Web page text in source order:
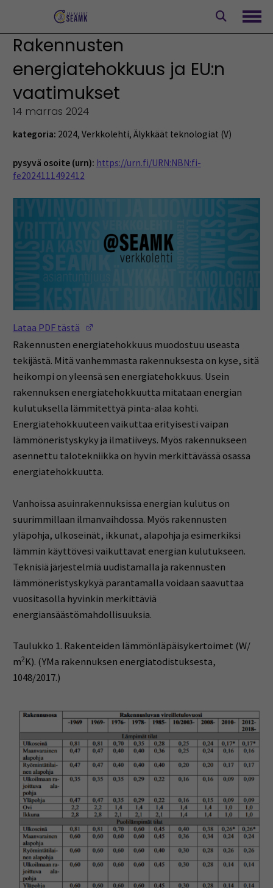
Rakennusten
energiatehokkuus ja EU:n
vaatimukset
14 marras 2024
kategoria: 2024, Verkkolehti, Älykkäät teknologiat (V)
pysyvä osoite (urn): https://urn.fi/URN:NBN:fi-
fe2024111492412
Lataa PDF tästä
Rakennusten energiatehokkuus muodostuu useasta
tekijästä. Mitä vanhemmasta rakennuksesta on kyse, sitä
heikompi on yleensä sen energiatehokkuus. Usein
rakennuksen energiatehokkuutta mitataan energian
kulutuksella lämmitettyä pinta-alaa kohti.
Energiatehokkuuteen vaikuttaa erityisesti vaipan
lämmöneristyskyky ja ilmatiiveys. Myös rakennukseen
asennettu talotekniikka on hyvin merkittävässä osassa
energiatehokkuutta.
Vanhoissa asuinrakennuksissa energian kulutus on
suurimmillaan ilmanvaihdossa. Myös rakennusten
yläpohja, ulkoseinät, ikkunat, alapohja ja esimerkiksi
lämmin käyttövesi vaikuttavat energian kulutukseen.
Teknisiä järjestelmiä uudistamalla ja rakennusten
lämmöneristyskykyä parantamalla voidaan saavuttaa
vuositasolla hyvinkin merkittäviä
energiansäästömahdollisuuksia.
Taulukko 1. Rakenteiden lämmönläpäisykertoimet (W/
m2K). (YMa rakennuksen energiatodistuksesta,
1048/2017.)